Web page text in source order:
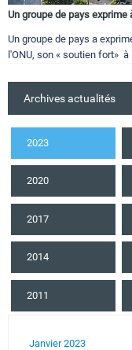
Un groupe de pays
Un groupe de pays a
l'ONU, son « soutien fort»
Archives actualités
2023
2020
2017
2014
2011
Janvier 2023